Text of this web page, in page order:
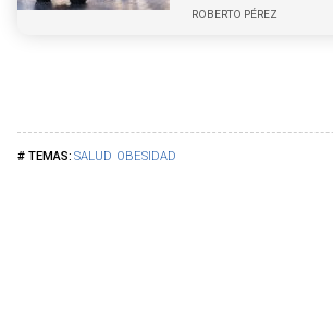
SALUD OBESIDAD
ROBERTO PÉREZ